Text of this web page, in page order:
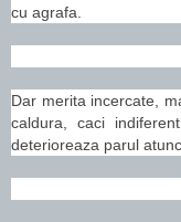
cu agrafa.
Dar merita incercate,
caldura, caci
deterioreaza parul